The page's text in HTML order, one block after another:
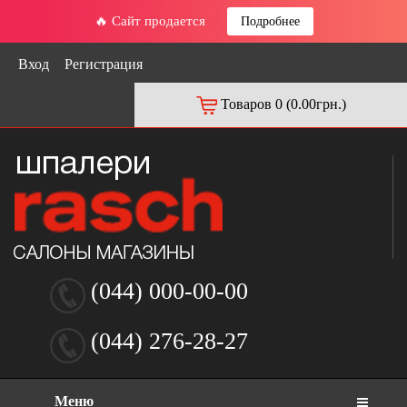
🔥 Сайт продается Подробнее
Вход Регистрация
Товаров 0 (0.00грн.)
(044) 000-00-00
(044) 276-28-27
Меню